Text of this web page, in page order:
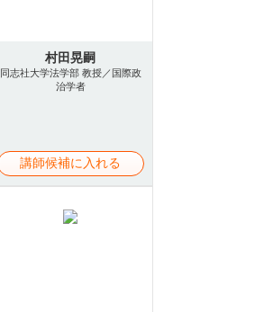
村田晃嗣
同志社大学法学部 教授／国際政
治学者
講師候補に入れる